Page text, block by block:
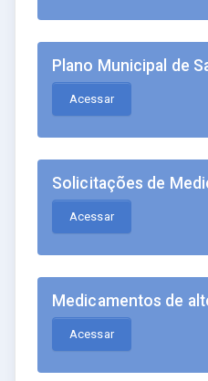
Plano Municipal de
Acessar
Solicitações de
Acessar
Medicamentos de
Acessar